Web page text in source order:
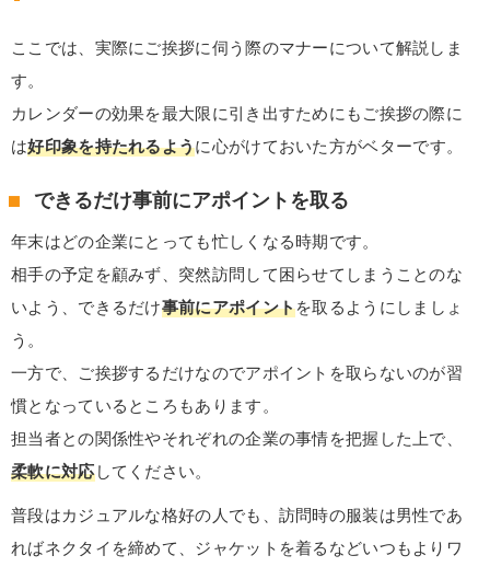
ここでは、実際にご挨拶に伺う際のマナーについて解説しま
す。
カレンダーの効果を最大限に引き出すためにもご挨拶の際に
は好印象を持たれるように心がけておいた方がベターです。
できるだけ事前にアポイントを取る
年末はどの企業にとっても忙しくなる時期です。
相手の予定を顧みず、突然訪問して困らせてしまうことのな
いよう、できるだけ事前にアポイントを取るようにしましょ
う。
一方で、ご挨拶するだけなのでアポイントを取らないのが習
慣となっているところもあります。
担当者との関係性やそれぞれの企業の事情を把握した上で、
柔軟に対応してください。
普段はカジュアルな格好の人でも、訪問時の服装は男性であ
ればネクタイを締めて、ジャケットを着るなどいつもよりワ